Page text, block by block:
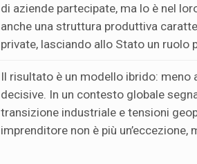
di aziende partecipate, ma lo è nel
anche una struttura produttiva
private, lasciando allo Stato un ruolo
Il risultato è un modello ibrido: meno
decisive. In un contesto globale
transizione industriale e tensioni
imprenditore non è più un’eccezione,